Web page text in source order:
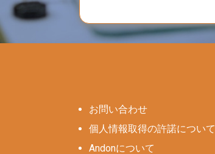
お問い合わせ
個人情報取得の許諾について
Andonについて